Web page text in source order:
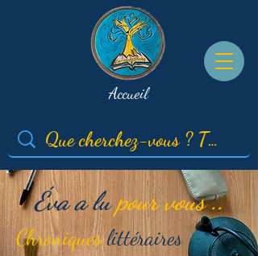
Accueil
Éva a lupour vous ..
Chroniqueslittéraires